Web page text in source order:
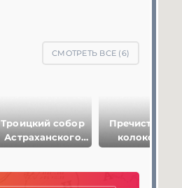
СМОТРЕТЬ ВСЕ (6)
Троицкий собор
Астраханского
Кремля
Пречистенская
колокольня